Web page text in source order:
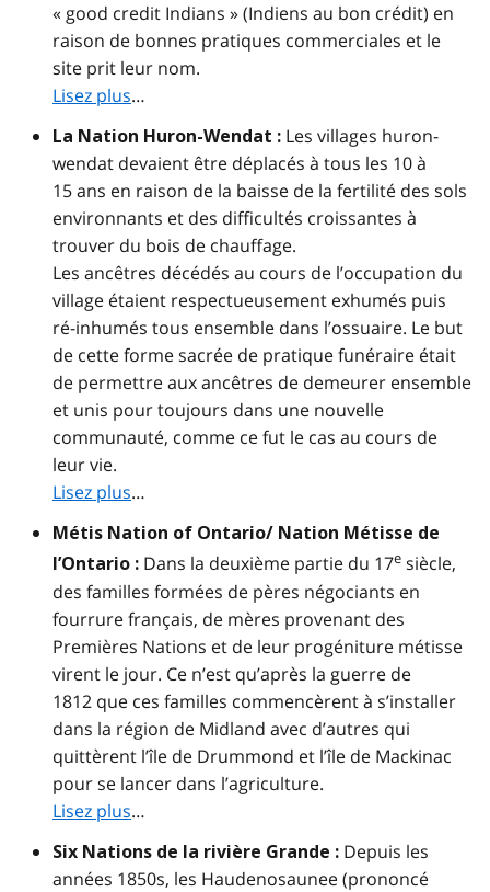
« good credit Indians » (Indiens au bon crédit) en
raison de bonnes pratiques commerciales et le
site prit leur nom.
Lisez plus…
La Nation Huron-Wendat : Les villages huron-
wendat devaient être déplacés à tous les 10 à
15 ans en raison de la baisse de la fertilité des sols
environnants et des difficultés croissantes à
trouver du bois de chauffage.
Les ancêtres décédés au cours de l’occupation du
village étaient respectueusement exhumés puis
ré-inhumés tous ensemble dans l’ossuaire. Le but
de cette forme sacrée de pratique funéraire était
de permettre aux ancêtres de demeurer ensemble
et unis pour toujours dans une nouvelle
communauté, comme ce fut le cas au cours de
leur vie.
Lisez plus…
Métis Nation of Ontario/ Nation Métisse de
l’Ontario : Dans la deuxième partie du 17e siècle,
des familles formées de pères négociants en
fourrure français, de mères provenant des
Premières Nations et de leur progéniture métisse
virent le jour. Ce n’est qu’après la guerre de
1812 que ces familles commencèrent à s’installer
dans la région de Midland avec d’autres qui
quittèrent l’île de Drummond et l’île de Mackinac
pour se lancer dans l’agriculture.
Lisez plus…
Six Nations de la rivière Grande : Depuis les
années 1850s, les Haudenosaunee (prononcé